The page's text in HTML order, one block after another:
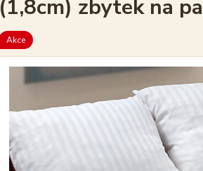
(1,8cm) zbytek na
Akce